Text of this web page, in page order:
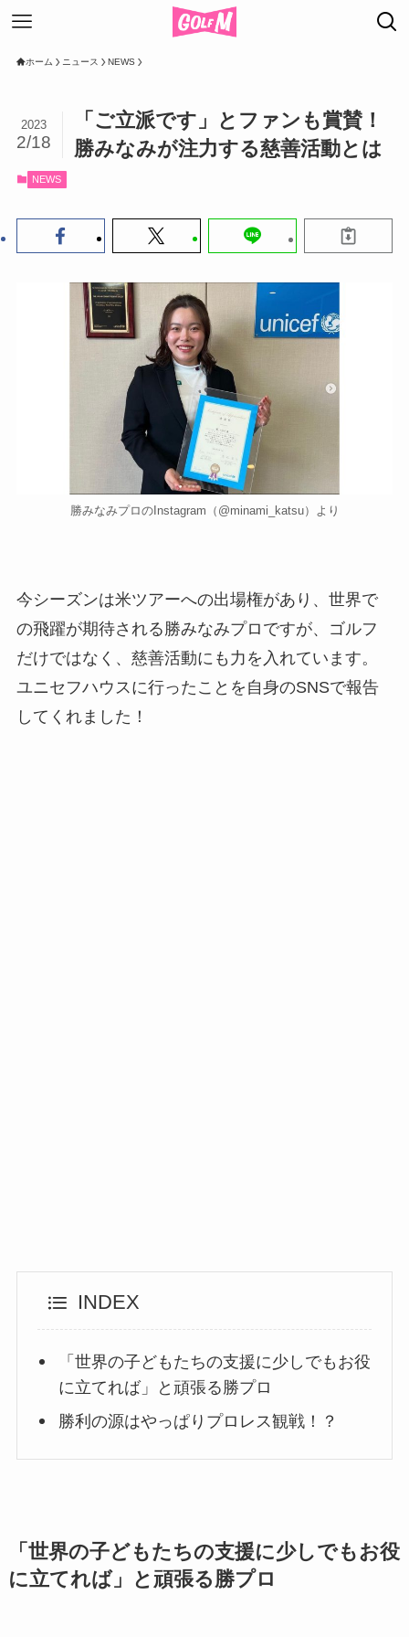
ホーム ニュース NEWS
「ご立派です」とファンも賞賛！
勝みなみが注力する慈善活動とは
2023
2/18
NEWS
勝みなみプロのInstagram（@minami_katsu）より
今シーズンは米ツアーへの出場権があり、世界で
の飛躍が期待される勝みなみプロですが、ゴルフ
だけではなく、慈善活動にも力を入れています。
ユニセフハウスに行ったことを自身のSNSで報告
してくれました！
INDEX
「世界の子どもたちの支援に少しでもお役
に立てれば」と頑張る勝プロ
勝利の源はやっぱりプロレス観戦！？
「世界の子どもたちの支援に少しでもお役
に立てれば」と頑張る勝プロ